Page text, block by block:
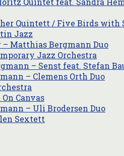
Quintett / Five Birds with
Jazz
– Matthias Bergmann Duo
Jazz Orchestra
– Senst feat. Stefan
– Clemens Orth Duo
Canvas
– Uli Brodersen Duo
Sextett